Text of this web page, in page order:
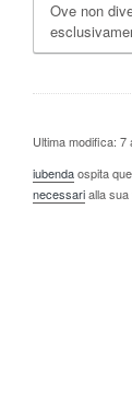
Ove non
Ultima modifica: 7
iubendaospita
necessarialla sua